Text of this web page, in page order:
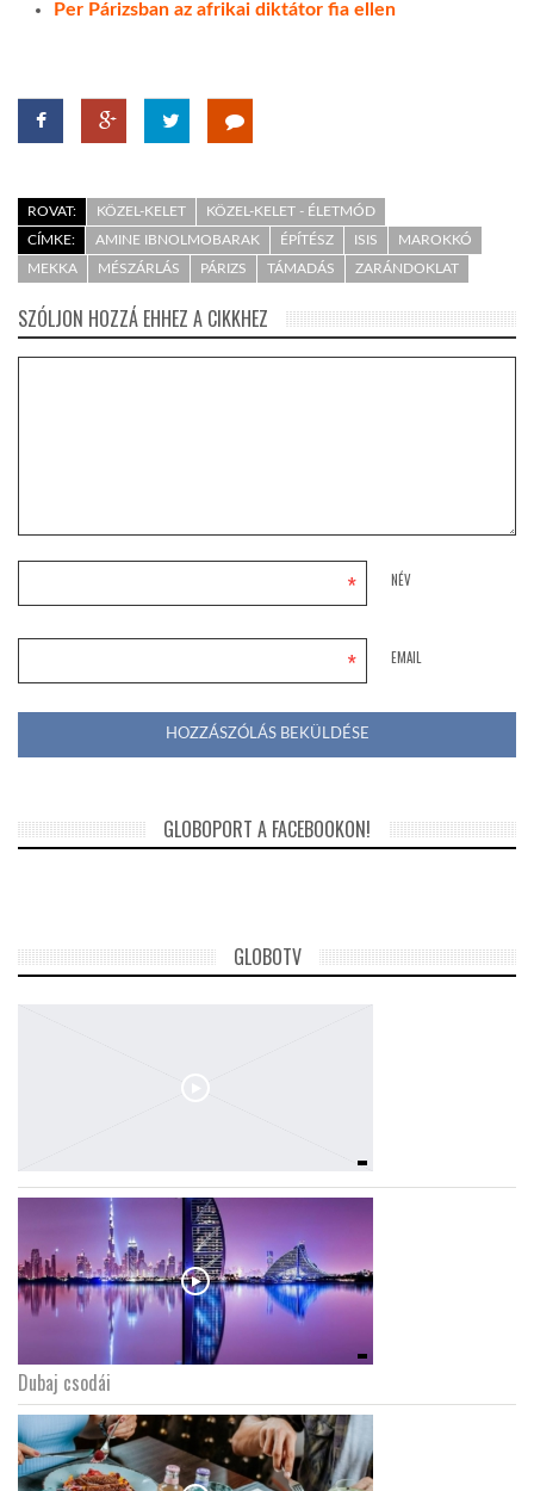
Per Párizsban az afrikai diktátor fia ellen
ROVAT: KÖZEL-KELET
KÖZEL-KELET - ÉLETMÓD
CÍMKE:
AMINE IBNOLMOBARAK ÉPÍTÉSZ ISIS
MAROKKÓ
MEKKA
MÉSZÁRLÁS PÁRIZS TÁMADÁS ZARÁNDOKLAT
SZÓLJON HOZZÁ EHHEZ A CIKKHEZ
NÉV
*
EMAIL
*
GLOBOPORT A FACEBOOKON!
GLOBOTV
Dubaj csodái